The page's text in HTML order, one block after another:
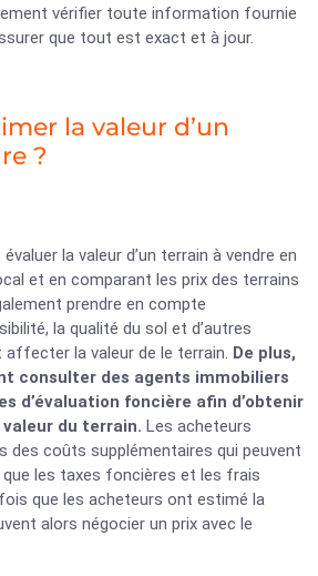
vérifier toute information fournie
que tout est exact et à jour.
la valeur d’un
?
la valeur d’un terrain à vendre en
et en comparant les prix des terrains
prendre en compte
la qualité du sol et d’autres
la valeur de le terrain. De plus,
consulter des agents immobiliers
d’évaluation foncière afin d’obtenir
du terrain. Les acheteurs
des coûts supplémentaires qui peuvent
que les taxes foncières et les frais
que les acheteurs ont estimé la
alors négocier un prix avec le